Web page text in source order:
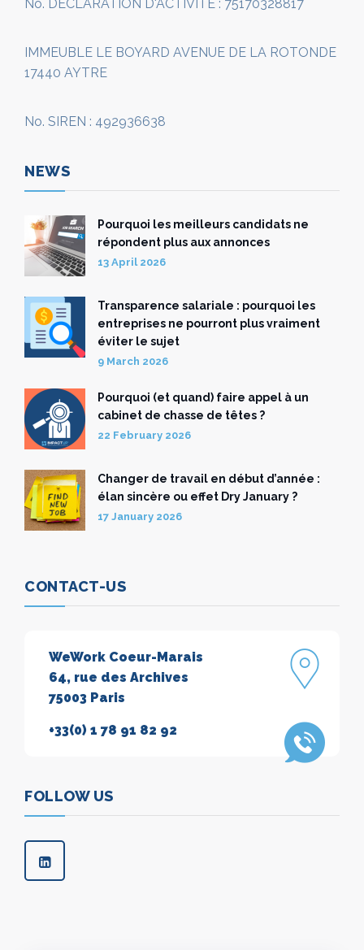
No. DÉCLARATION D'ACTIVITÉ : 75170328817
IMMEUBLE LE BOYARD AVENUE DE LA ROTONDE
17440 AYTRE
No. SIREN : 492936638
NEWS
Pourquoi les meilleurs candidats ne
répondent plus aux annonces
13 April 2026
Transparence salariale : pourquoi les
entreprises ne pourront plus vraiment
éviter le sujet
9 March 2026
Pourquoi (et quand) faire appel à un
cabinet de chasse de têtes ?
22 February 2026
Changer de travail en début d’année :
élan sincère ou effet Dry January ?
17 January 2026
CONTACT-US
WeWork Coeur-Marais
64, rue des Archives
75003 Paris
+33(0) 1 78 91 82 92
FOLLOW US